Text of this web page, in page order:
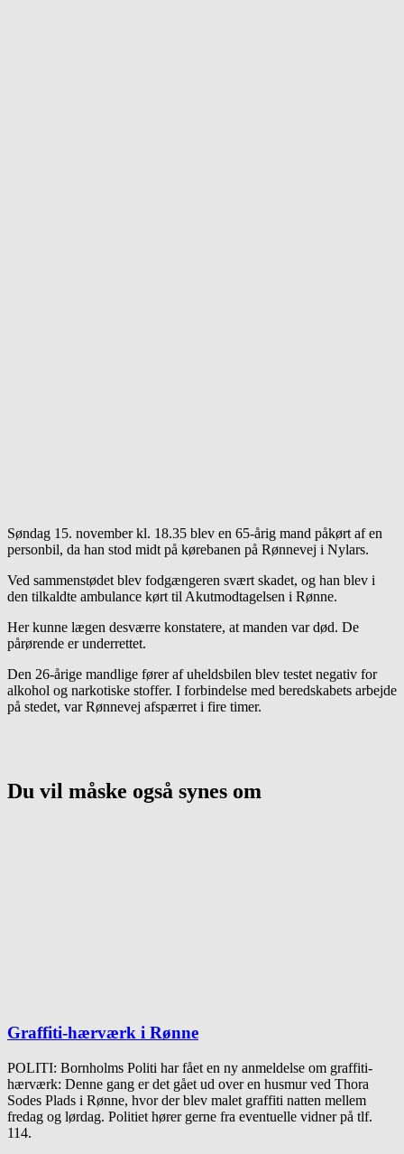
Søndag 15. november kl. 18.35 blev en 65-årig mand påkørt af en
personbil, da han stod midt på kørebanen på Rønnevej i Nylars.
Ved sammenstødet blev fodgængeren svært skadet, og han blev i
den tilkaldte ambulance kørt til Akutmodtagelsen i Rønne.
Her kunne lægen desværre konstatere, at manden var død. De
pårørende er underrettet.
Den 26-årige mandlige fører af uheldsbilen blev testet negativ for
alkohol og narkotiske stoffer. I forbindelse med beredskabets arbejde
på stedet, var Rønnevej afspærret i fire timer.
Du vil måske også synes om
Graffiti-hærværk i Rønne
POLITI: Bornholms Politi har fået en ny anmeldelse om graffiti-
hærværk: Denne gang er det gået ud over en husmur ved Thora
Sodes Plads i Rønne, hvor der blev malet graffiti natten mellem
fredag og lørdag. Politiet hører gerne fra eventuelle vidner på tlf.
114.